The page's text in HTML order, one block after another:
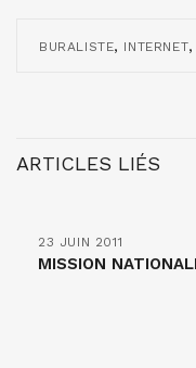
BURALISTE, INTERNET
ARTICLES LIÉS
23 JUIN 2011
MISSION